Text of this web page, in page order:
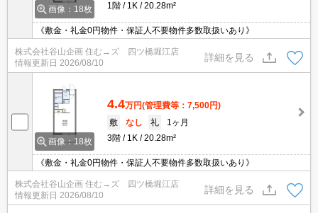
画像：18枚
1階
1K 20.28m²
《敷金・礼金0円物件・保証人不要物件多数取扱いあり》
株式会社谷山企画 住む→ズ 四ツ橋堀江店
情報更新日 2026/08/10
詳細を見る
画像：18枚
4.4万円(管理費等：7,500円)
敷
なし 礼
1ヶ月
3階
1K 20.28m²
《敷金・礼金0円物件・保証人不要物件多数取扱いあり》
株式会社谷山企画 住む→ズ 四ツ橋堀江店
情報更新日 2026/08/10
詳細を見る